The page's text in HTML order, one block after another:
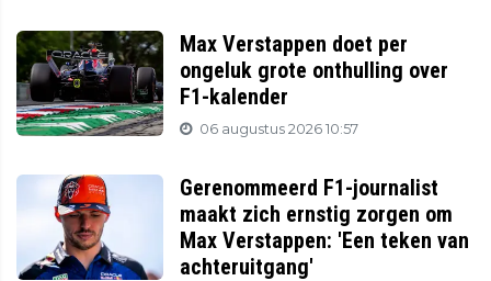
Max Verstappen doet per
ongeluk grote onthulling over
F1-kalender
06 augustus 2026 10:57
Gerenommeerd F1-journalist
maakt zich ernstig zorgen om
Max Verstappen: 'Een teken van
achteruitgang'